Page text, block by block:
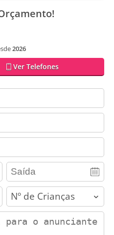
2026
Ver Telefones
children